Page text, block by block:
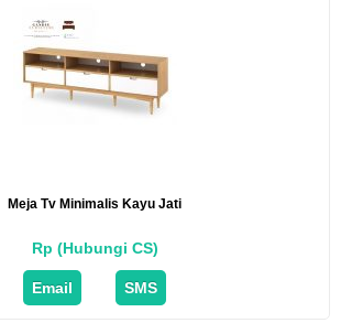
Meja Tv Minimalis Kayu Jati
Rp (Hubungi CS)
Email SMS